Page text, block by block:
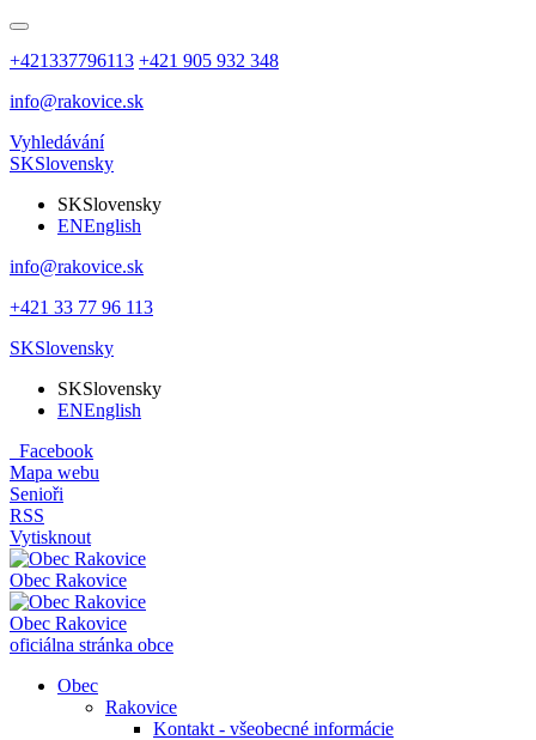
+421337796113 +421 905 932 348
info@rakovice.sk
Vyhledávání
SKSlovensky
SKSlovensky
ENEnglish
info@rakovice.sk
+421 33 77 96 113
SKSlovensky
SKSlovensky
ENEnglish
Facebook
Mapa webu
Senioři
RSS
Vytisknout
Obec Rakovice
Obec Rakovice
oficiálna stránka obce
Obec
Rakovice
Kontakt - všeobecné informácie